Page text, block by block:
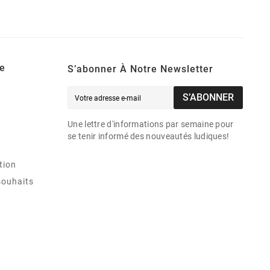
S’abonner À Notre Newsletter
S’ABONNER
Une lettre d'informations par semaine pour
se tenir informé des nouveautés ludiques!